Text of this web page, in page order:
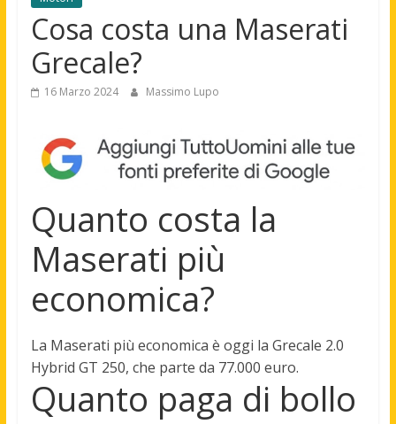
Cosa costa una Maserati
Grecale?
16 Marzo 2024 Massimo Lupo
Quanto costa la
Maserati più
economica?
La Maserati più economica è oggi la Grecale 2.0
Hybrid GT 250, che parte da 77.000 euro.
Quanto paga di bollo